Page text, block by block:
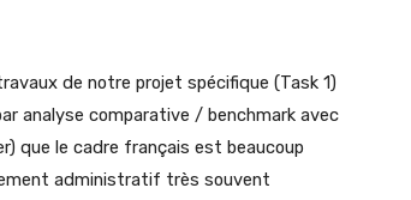
de notre projet spécifique (Task 1)
analyse comparative / benchmark avec
que le cadre français est beaucoup
administratif très souvent